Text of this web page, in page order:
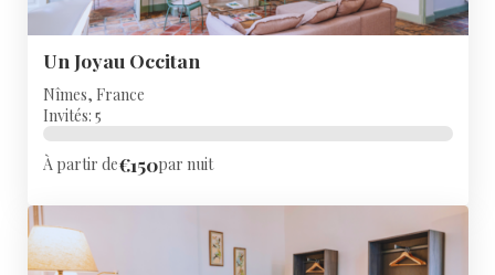
Un Joyau Occitan
Nîmes, France
Invités: 5
À partir de€150par nuit